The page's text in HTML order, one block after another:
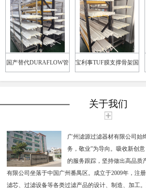
国产替代DURAFLOW管
式膜支撑管
宝利事TUF膜支撑骨架国
产替代
关于我们
广州滤源过滤器材有限公司始
务，敬业”为导向。吸收新创
的服务跟踪，坚持做出高品质
有限公司坐落于中国广州番禺区。成立于2009年，注
滤芯、过滤设备等各类过滤产品的设计、制造、加工